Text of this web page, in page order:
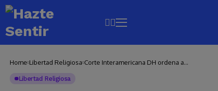
Home Libertad Religiosa Corte Interamericana DH ordena a
Libertad Religiosa